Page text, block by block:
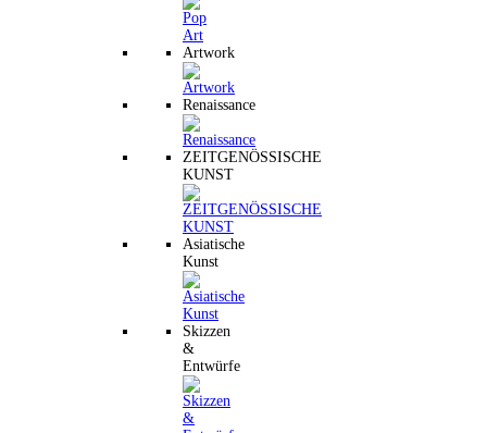
Artwork
Renaissance
ZEITGENÖSSISCHE
KUNST
Asiatische
Kunst
Skizzen
&
Entwürfe